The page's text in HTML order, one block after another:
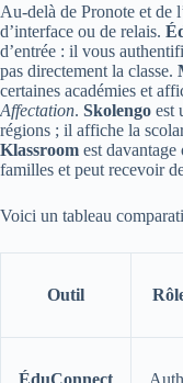
Au-delà de Pronote et de
d’interface ou de relais.
d’entrée : il vous
pas directement la classe.
certaines académies et
Affectation. Skolengo est
régions ; il affiche la
Klassroom est
familles et peut recevoir
Voici un tableau
Outil
ÉduConnect